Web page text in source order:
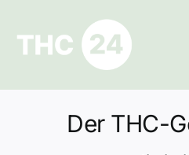
springen
Ratgeber
Der THC-